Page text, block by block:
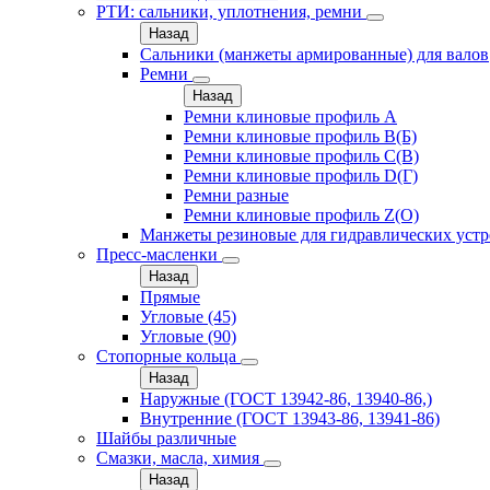
РТИ: сальники, уплотнения, ремни
Назад
Сальники (манжеты армированные) для валов
Ремни
Назад
Ремни клиновые профиль A
Ремни клиновые профиль B(Б)
Ремни клиновые профиль C(В)
Ремни клиновые профиль D(Г)
Ремни разные
Ремни клиновые профиль Z(О)
Манжеты резиновые для гидравлических
Пресс-масленки
Назад
Прямые
Угловые (45)
Угловые (90)
Стопорные кольца
Назад
Наружные (ГОСТ 13942-86, 13940-86,)
Внутренние (ГОСТ 13943-86, 13941-86)
Шайбы различные
Смазки, масла, химия
Назад